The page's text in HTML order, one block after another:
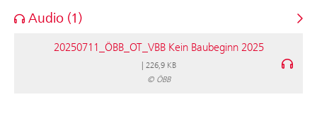
Audio (1)
20250711_ÖBB_OT_VBB Kein Baubeginn 2025
226,9 KB
© ÖBB